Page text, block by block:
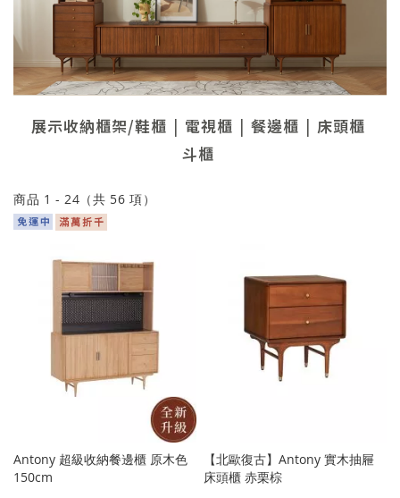
展示收納櫃架/鞋櫃 電視櫃 餐邊櫃
床頭櫃
斗櫃
商品 1 -24 （共 56 項）
Antony 超級收納餐邊櫃 原木色
150cm
【北歐復古】Antony 實木抽屜
床頭櫃 赤栗棕